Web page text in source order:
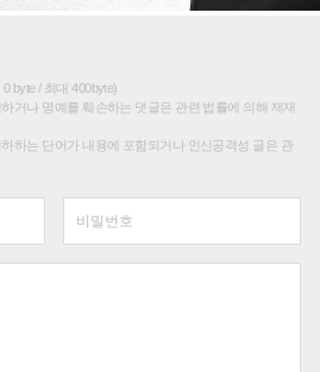
byte / 최대 400byte)
거나 명예를 훼손하는 댓글은 관련 법률에 의해 제재
하는 단어가 내용에 포함되거나 인신공격성 글은 관